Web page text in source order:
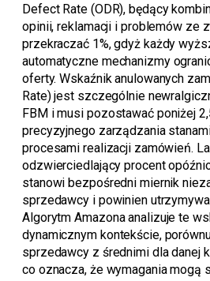
Defect Rate (ODR), będący
opinii, reklamacji i problemów ze
przekraczać 1%, gdyż każdy
automatyczne mechanizmy
oferty. Wskaźnik anulowanych
Rate) jest szczególnie
FBM i musi pozostawać poniżej
precyzyjnego zarządzania
procesami realizacji zamówień.
odzwierciedlający procent
stanowi bezpośredni miernik
sprzedawcy i powinien
Algorytm Amazona analizuje te
dynamicznym kontekście,
sprzedawcy z średnimi dla danej
co oznacza, że wymagania mogą